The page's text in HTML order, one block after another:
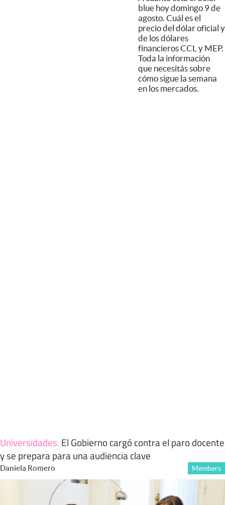
blue hoy domingo 9 de
agosto. Cuál es el
precio del dólar oficial y
de los dólares
financieros CCL y MEP.
Toda la información
que necesitás sobre
cómo sigue la semana
en los mercados.
Universidades. El Gobierno cargó contra el paro docente
y se prepara para una audiencia clave
Daniela Romero Members